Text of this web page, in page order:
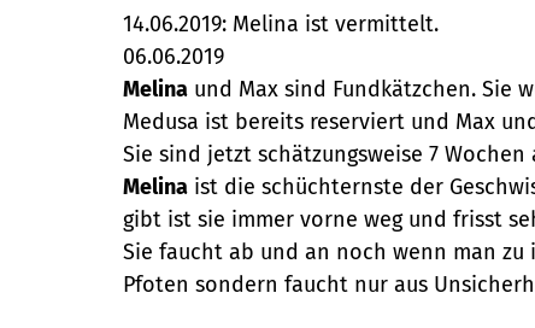
14.06.2019: Melina ist vermittelt.
06.06.2019
Melina und Max sind Fundkätzchen. Sie
Medusa ist bereits reserviert und Max
Sie sind jetzt schätzungsweise 7
Melina ist die schüchternste der
gibt ist sie immer vorne weg und frisst
Sie faucht ab und an noch wenn man
Pfoten sondern faucht nur aus